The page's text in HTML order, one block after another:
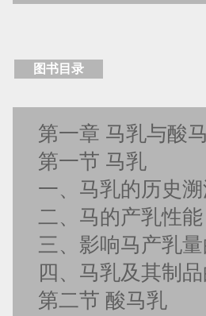
图书目录
第一章 马乳与酸
第一节 马乳
一、马乳的历史
二、马的产乳性能
三、影响马产乳
四、马乳及其制
第二节 酸马乳